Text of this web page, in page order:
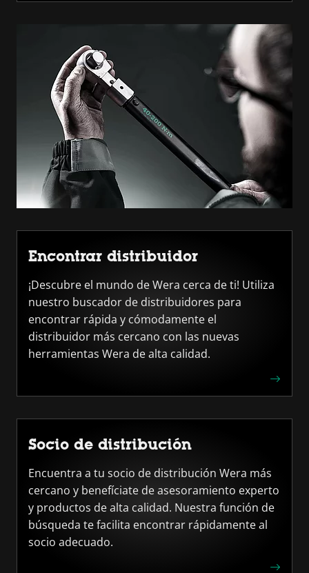
Encontrar distribuidor
¡Descubre el mundo de Wera cerca de ti! Utiliza
nuestro buscador de distribuidores para
encontrar rápida y cómodamente el
distribuidor más cercano con las nuevas
herramientas Wera de alta calidad.
Socio de distribución
Encuentra a tu socio de distribución Wera más
cercano y benefíciate de asesoramiento experto
y productos de alta calidad. Nuestra función de
búsqueda te facilita encontrar rápidamente al
socio adecuado.